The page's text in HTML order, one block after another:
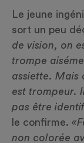
Le jeune
sort un peu
de vision, on
trompe
assiette. Mais
est trompeur.
pas être
le confirme.
non colorée